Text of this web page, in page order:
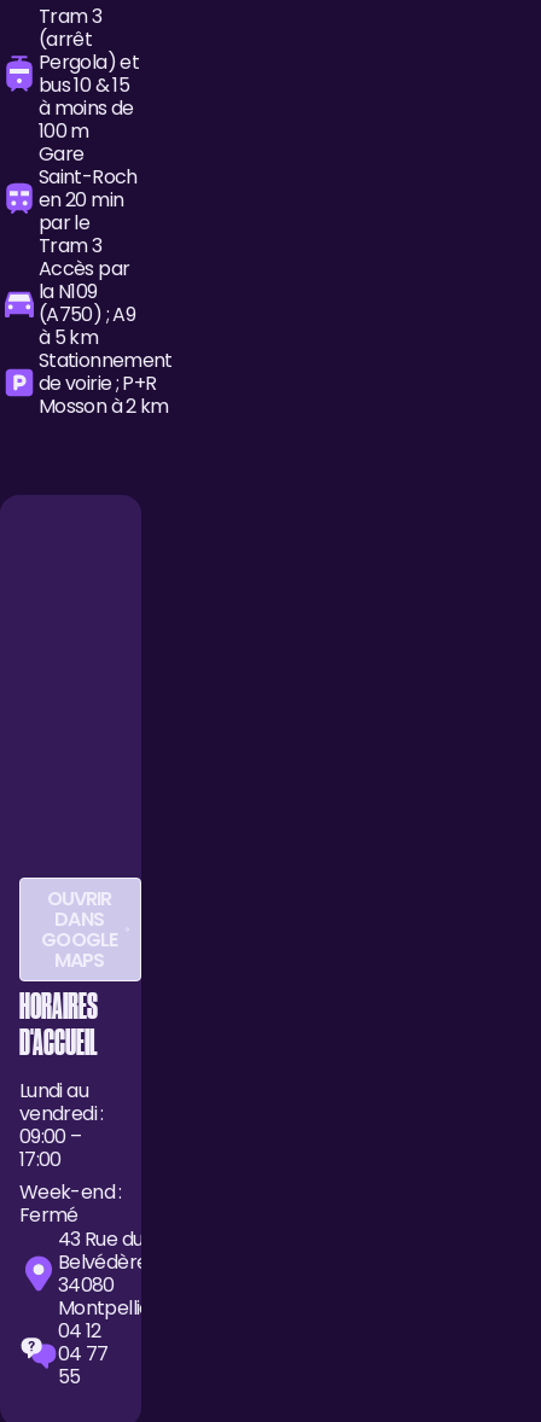
Tram 3
(arrêt
Pergola) et
bus 10 & 15
à moins de
100 m
Gare
Saint-Roch
en 20 min
par le
Tram 3
Accès par
la N109
(A750) ; A9
à 5 km
Stationnement
de voirie ; P+R
Mosson à 2 km
Ouvrir dans Google Maps
OUVRIR
DANS
GOOGLE
MAPS
HORAIRES
D'ACCUEIL
Lundi au
vendredi :
09:00 –
17:00
Week-end :
Fermé
43 Rue du
Belvédère,
34080
Montpellier
04 12
04 77
55